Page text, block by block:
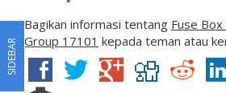
Bagikan informasi tentang Fuse
Group 17101 kepada teman atau
SIDEBAR